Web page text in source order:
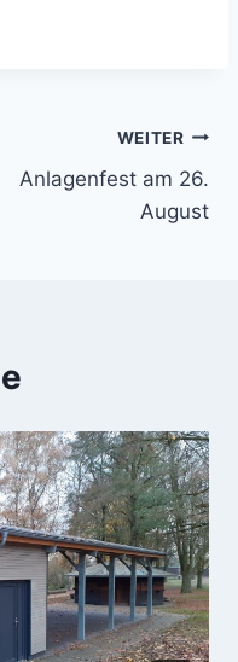
WEITER
Anlagenfest am 26.
August